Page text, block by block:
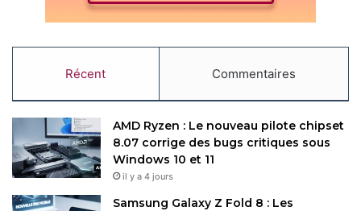
Récent Commentaires
AMD Ryzen : Le nouveau pilote chipset
8.07 corrige des bugs critiques sous
Windows 10 et 11
il y a 4 jours
Samsung Galaxy Z Fold 8 : Les